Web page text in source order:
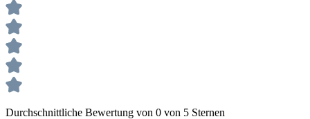
Durchschnittliche Bewertung von 0 von 5 Sternen